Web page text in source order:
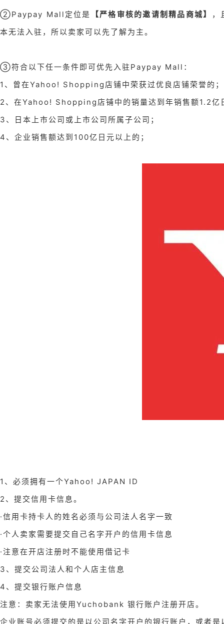
②Paypay Mall定位是 【严格审核的邀请制精品商城】
，
本无法入驻，所以卖家可以先了解为主。
③符合以下任一条件即可优先入驻Paypay Mall：
1、曾在Yahoo! Shopping店铺中荣获过优良店铺荣誉的；
2、在Yahoo! Shopping店铺中的销量达到年销售额1.2亿
3、日本上市公司或上市公司所属子公司；
4、企业销售额达到100亿日元以上的；
1、必须拥有一个Yahoo! JAPAN ID
2、提交信用卡信息。
·信用卡持卡人的姓名必须与公司法人名字一致
·个人卖家需要提交自己名字开户的信用卡信息
·注意在开店注册时不能使用借记卡
3、提交公司法人和个人店主信息
4、提交银行账户信息
注意：卖家无法使用Yuchobank 银行账户注册开店。
企业账号必须提交的是以公司名字开户的银行账户，或者